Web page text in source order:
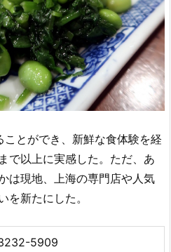
とができ、新鮮な食体験を経
で以上に実感した。ただ、あ
は現地、上海の専門店や人気
を新たにした。
5909